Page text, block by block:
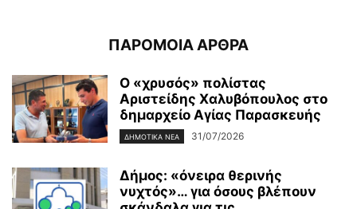
ΠΑΡΟΜΟΙΑ ΑΡΘΡΑ
Ο «χρυσός» πολίστας
Αριστείδης Χαλυβόπουλος στο
δημαρχείο Αγίας Παρασκευής
ΔΗΜΟΤΙΚΑ ΝΕΑ 31/07/2026
Δήμος: «όνειρα θερινής
νυχτός»… για όσους βλέπουν